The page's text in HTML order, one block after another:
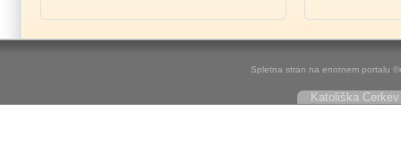
Spletna stran na enotnem portalu
Katoliška